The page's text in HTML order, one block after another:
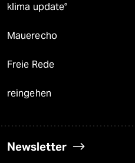
klima update°
Mauerecho
Freie Rede
reingehen
Newsletter